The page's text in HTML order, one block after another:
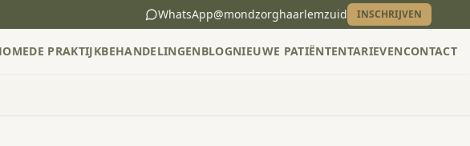
WhatsApp@mondzorghaarlemzuid INSCHRIJVEN
DE PRAKTIJKBEHANDELINGENBLOGNIEUWE PATIËNTENTARIEVENCONTACT